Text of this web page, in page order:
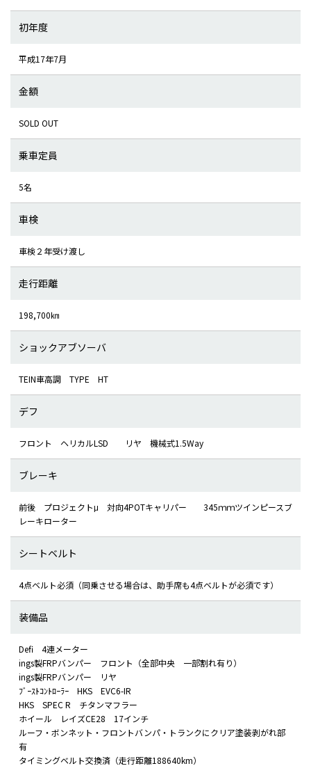
初年度
平成17年7月
金額
SOLD OUT
乗車定員
5名
車検
車検２年受け渡し
走行距離
198,700㎞
ショックアブソーバ
TEIN車高調 TYPE HT
デフ
フロント ヘリカルLSD リヤ 機械式1.5Way
ブレーキ
前後 プロジェクトμ 対向4POTキャリパー 345ｍｍツインピースブ
レーキローター
シートベルト
4点ベルト必須（同乗させる場合は、助手席も4点ベルトが必須です）
装備品
Defi 4連メーター
ings製FRPバンパー フロント（全部中央 一部割れ有り）
ings製FRPバンパー リヤ
ﾌﾞｰｽﾄｺﾝﾄﾛｰﾗｰ HKS EVC6-IR
HKS SPEC R チタンマフラー
ホイール レイズCE28 17インチ
ルーフ・ボンネット・フロントバンパ・トランクにクリア塗装剥がれ部
有
タイミングベルト交換済（走行距離188640km）